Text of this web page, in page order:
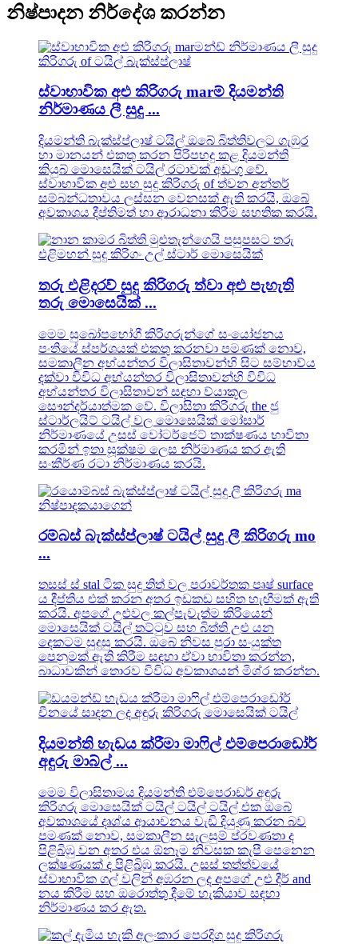
නිෂ්පාදන නිර්දේශ කරන්න
ස්වාභාවික අළු කිරිගරු marම් දියමන්ති
නිර්මාණය ලී සුදු ...
දියමන්ති බැක්ස්ප්ලාෂ් ටයිල් ඔබේ බිත්තිවලට ගැඹුර
හා මානයන් එකතු කරන පිරිපහදු කළ දියමන්ති
කියුබ් මොසෙයික් ටයිල් රටාවක් අඩංගු වේ.
ස්වාභාවික අළු සහ සුදු කිරිගරු of ත්වන අන්තර්
සම්බන්ධතාවය ලස්සන වෙනසක් ඇති කරයි, ඔබේ
අවකාශය දීප්තිමත් හා ආරාධනා කිරීම සහතික කරයි.
තරු එළිදරව් සුදු කිරිගරු ත්වා අළු පැහැති
තරු මොසෙයික් ...
මෙම සුඛෝපභෝගී කිරිගරුන්ගේ සංයෝජනය
පංතියේ ස්පර්ශයක් එකතු කරනවා පමණක් නොව,
සමකාලීන අභ්යන්තර විලාසිතාවන්හි සිට සම්භාව්ය
දක්වා විවිධ අභ්යන්තර විලාසිතාවන්හි විවිධ
අභ්යන්තර විලාසිතාවන් සඳහා ව්යාකූල
සෞන්දර්යාත්මක වේ. විලාසිතා කිරිගරු the ජු
ස්ටාර්ලයිට් ටයිල් වල මොසෙයික් මෝසාර්
නිර්මාණයේ උසස් වෝටර්ජෙට් තාක්ෂණය භාවිතා
කරමින් ඉතා සූක්ෂම ලෙස නිර්මාණය කර ඇති
සංකීර්ණ රටා නිර්මාණය කරයි.
රම්බස් බැක්ස්ප්ලාෂ් ටයිල් සුදු ලී කිරිගරු mo
...
තසස් ස් stal ටික සුදු තිත් වල පරාවර්තක පෘෂ් surface
ය දීප්තිය එක් කරන අතර ඉඩකඩ සහිත හැඟීමක් ඇති
කරයි. අපගේ උළුවල කල්පැවැත්ම කිරියෙන්
මොසෙයික් ටයිල් තට්ටුව සහ බිත්ති උළු යන
දෙකටම සුදුසු කරයි. ඔබේ නිවස පුරා සංයුක්ත
පෙනුමක් ඇති කිරීම සඳහා ඒවා භාවිතා කරන්න,
බාධාවකින් තොරව විවිධ අවකාශයන් මිශ්ර කරන්න.
දියමන්ති හැඩය ක්රීමා මාෆිල් එම්පෙරාඩෝර්
අඳුරු මාබ්ල් ...
මෙම විලාසිතාමය දියමන්ති එම්පෙරාඩර් අඳුරු
කිරිගරු මොසෙයික් ටයිල් ටයිල් ටයිල් එක ඔබේ
අවකාශයේ දෘශ්ය ආයාචනය වැඩි දියුණු කරන බව
පමණක් නොව, සමකාලීන සැලසුම් ප්රවණතා ද
පිළිබිඹු වන අතර එය ඕනෑම නිවසක කැපී පෙනෙන
ලක්ෂණයක් ද පිළිබිඹු කරයි. උසස් තත්ත්වයේ
ස්වාභාවික ගල් වලින් අඹරන ලද අපගේ උළු දීර් and
නය කිරීම සහ ඔරොත්තු දීමේ හැකියාව සඳහා
නිර්මාණය කර ඇත.